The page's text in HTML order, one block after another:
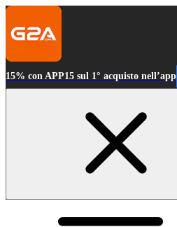
15% con APP15 sul 1° acquisto nell’app